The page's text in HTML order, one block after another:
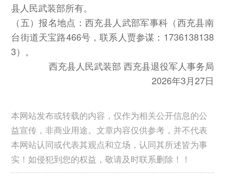
县人民武装部所有。
（五）报名地点：西充县人武部军事科（西充县南
台街道天宝路466号，联系人贾参谋：1736138138
3）。
西充县人民武装部 西充县退役军人事务局
2026年3月27日
本网站发布或转载的内容，仅作为相关公开信息的公
益宣传，非商业用途。文章内容仅供参考，并不代表
本网站认同或代表其观点和立场，认同其所述皆为事
实！如侵犯到您的权益，敬请及时联系删除！！